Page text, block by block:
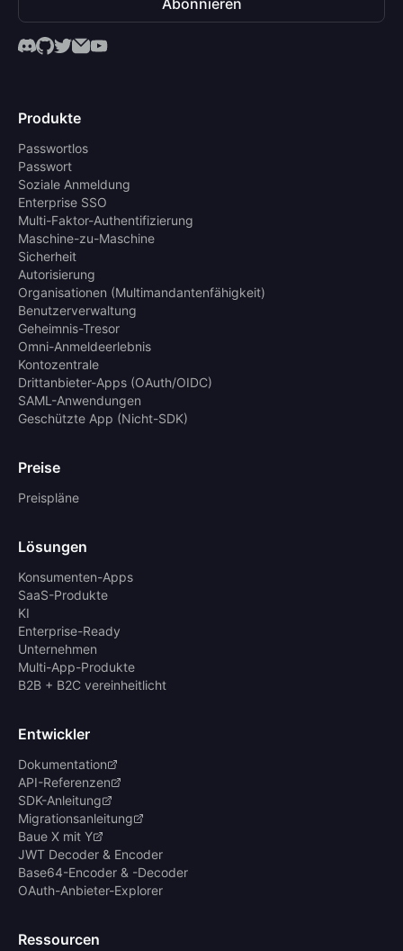
Abonnieren
Produkte
Passwortlos
Passwort
Soziale Anmeldung
Enterprise SSO
Multi-Faktor-Authentifizierung
Maschine-zu-Maschine
Sicherheit
Autorisierung
Organisationen (Multimandantenfähigkeit)
Benutzerverwaltung
Geheimnis-Tresor
Omni-Anmeldeerlebnis
Kontozentrale
Drittanbieter-Apps (OAuth/OIDC)
SAML-Anwendungen
Geschützte App (Nicht-SDK)
Preise
Preispläne
Lösungen
Konsumenten-Apps
SaaS-Produkte
KI
Enterprise-Ready
Unternehmen
Multi-App-Produkte
B2B + B2C vereinheitlicht
Entwickler
Dokumentation
API-Referenzen
SDK-Anleitung
Migrationsanleitung
Baue X mit Y
JWT Decoder & Encoder
Base64-Encoder & -Decoder
OAuth-Anbieter-Explorer
Ressourcen